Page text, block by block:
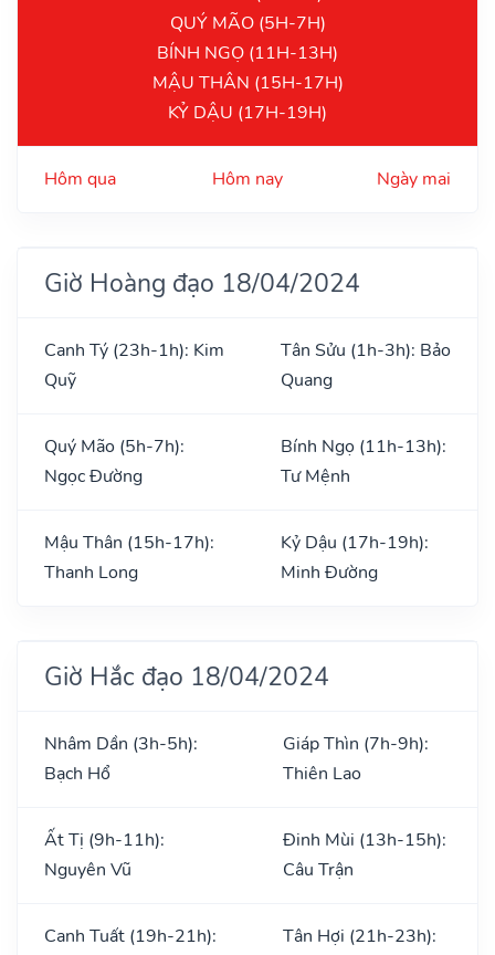
QUÝ MÃO (5H-7H)
BÍNH NGỌ (11H-13H)
MẬU THÂN (15H-17H)
KỶ DẬU (17H-19H)
Hôm qua Hôm nay Ngày mai
Giờ Hoàng đạo 18/04/2024
Canh Tý (23h-1h): Kim
Quỹ
Tân Sửu (1h-3h): Bảo
Quang
Quý Mão (5h-7h):
Ngọc Đường
Bính Ngọ (11h-13h):
Tư Mệnh
Mậu Thân (15h-17h):
Thanh Long
Kỷ Dậu (17h-19h):
Minh Đường
Giờ Hắc đạo 18/04/2024
Nhâm Dần (3h-5h):
Bạch Hổ
Giáp Thìn (7h-9h):
Thiên Lao
Ất Tị (9h-11h):
Nguyên Vũ
Đinh Mùi (13h-15h):
Câu Trận
Canh Tuất (19h-21h):
Tân Hợi (21h-23h):